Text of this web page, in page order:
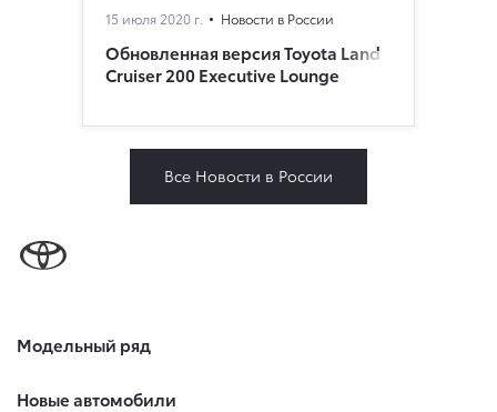
15 июля 2020 г. Новости в России
Обновленная версия Toyota Land
Cruiser 200 Executive Lounge
Все Новости в России
Модельный ряд
Новые автомобили